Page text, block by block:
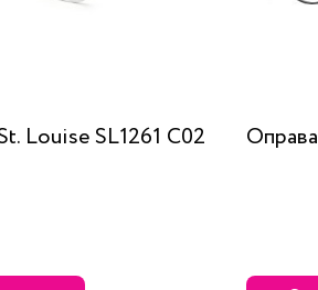
Louise SL1261 C02